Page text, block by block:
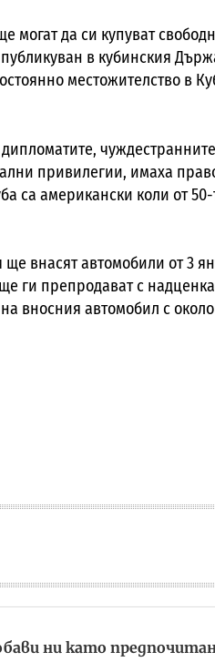
могат да си купуват
публикуван в кубинския
местожителство в
привилегии, имаха
са американски коли от
внасят автомобили от 3
ги препродават с
вносния автомобил с около
ни като